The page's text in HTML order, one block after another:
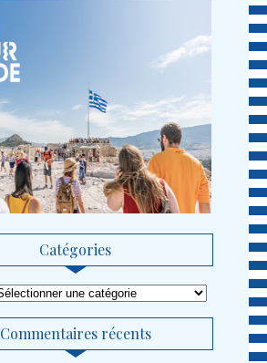
Catégories
Commentaires récents